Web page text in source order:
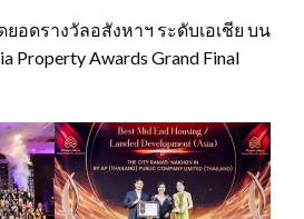
อดรางวัลอสังหาฯ ระดับเอเชีย บน
Property Awards Grand Final